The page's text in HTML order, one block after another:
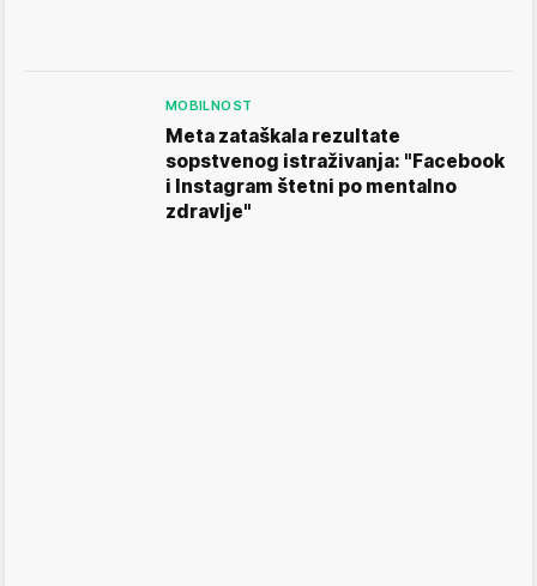
MOBILNOST
Meta zataškala rezultate
sopstvenog istraživanja: "Facebook
i Instagram štetni po mentalno
zdravlje"